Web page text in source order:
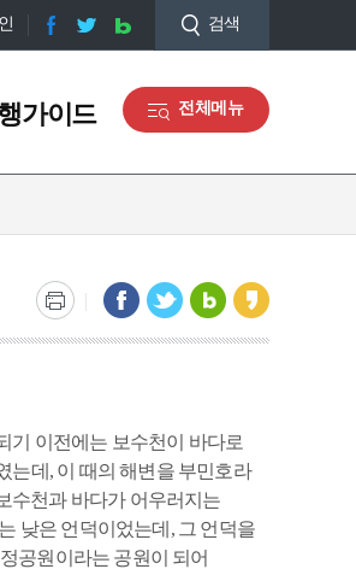
검색
전체메뉴
가이드
관광안내도 신청
병원
대정공원
등학교(터)
기 이전에는 보수천이 바다로
는데, 이 때의 해변을 부민호라
수천과 바다가 어우러지는
낮은 언덕이었는데, 그 언덕을
공원이라는 공원이 되어